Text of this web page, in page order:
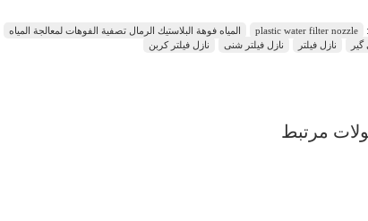
plastic water filter nozzle المياه فوهة البلاستيك الرمال تصفية الفوهات لمعالجة المياه
نازل فیلتر نازل فیلتر شنی نازل فیلتر کربن
مرتبط